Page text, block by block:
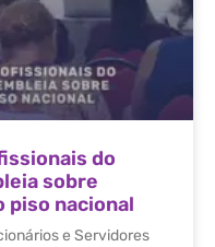
do
sobre
piso nacional
e Servidores